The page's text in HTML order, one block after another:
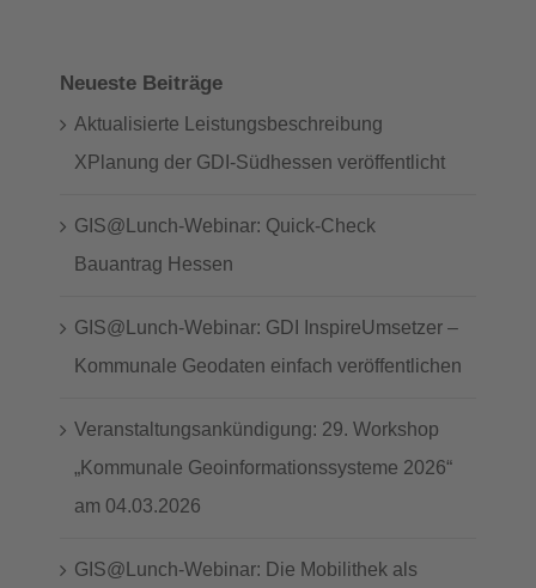
Neueste Beiträge
Aktualisierte Leistungsbeschreibung
XPlanung der GDI-Südhessen veröffentlicht
GIS@Lunch-Webinar: Quick-Check
Bauantrag Hessen
GIS@Lunch-Webinar: GDI InspireUmsetzer –
Kommunale Geodaten einfach veröffentlichen
Veranstaltungsankündigung: 29. Workshop
„Kommunale Geoinformationssysteme 2026“
am 04.03.2026
GIS@Lunch-Webinar: Die Mobilithek als